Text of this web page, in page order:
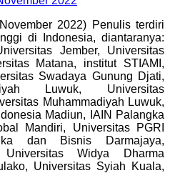
2022) Penulis terdiri
di Indonesia, diantaranya:
Jember, Universitas
Matana, institut STIAMI,
Swadaya Gunung Djati,
Luwuk, Universitas
Muhammadiyah Luwuk,
Madiun, IAIN Palangka
Mandiri, Universitas PGRI
dan Bisnis Darmajaya,
Widya Dharma
Universitas Syiah Kuala,